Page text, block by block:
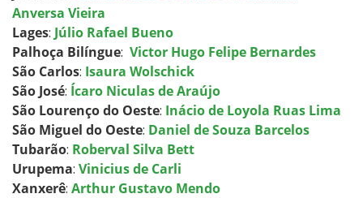
Anversa Vieira
Lages: Júlio Rafael Bueno
Palhoça Bilíngue: Victor Hugo Felipe Bernardes
São Carlos: Isaura Wolschick
São José: Ícaro Niculas de Araújo
São Lourenço do Oeste: Inácio de Loyola Ruas Lima
São Miguel do Oeste: Daniel de Souza Barcelos
Tubarão: Roberval Silva Bett
Urupema: Vinicius de Carli
Xanxerê: Arthur Gustavo Mendo